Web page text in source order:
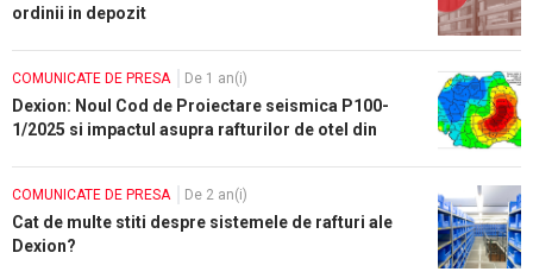
ordinii in depozit
COMUNICATE DE PRESA De 1 an(i)
Dexion: Noul Cod de Proiectare seismica P100-
1/2025 si impactul asupra rafturilor de otel din
COMUNICATE DE PRESA De 2 an(i)
Cat de multe stiti despre sistemele de rafturi ale
Dexion?